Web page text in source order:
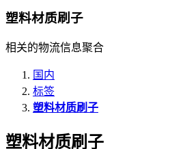
塑料材质刷子
相关的物流信息聚合
国内
标签
塑料材质刷子
塑料材质刷子